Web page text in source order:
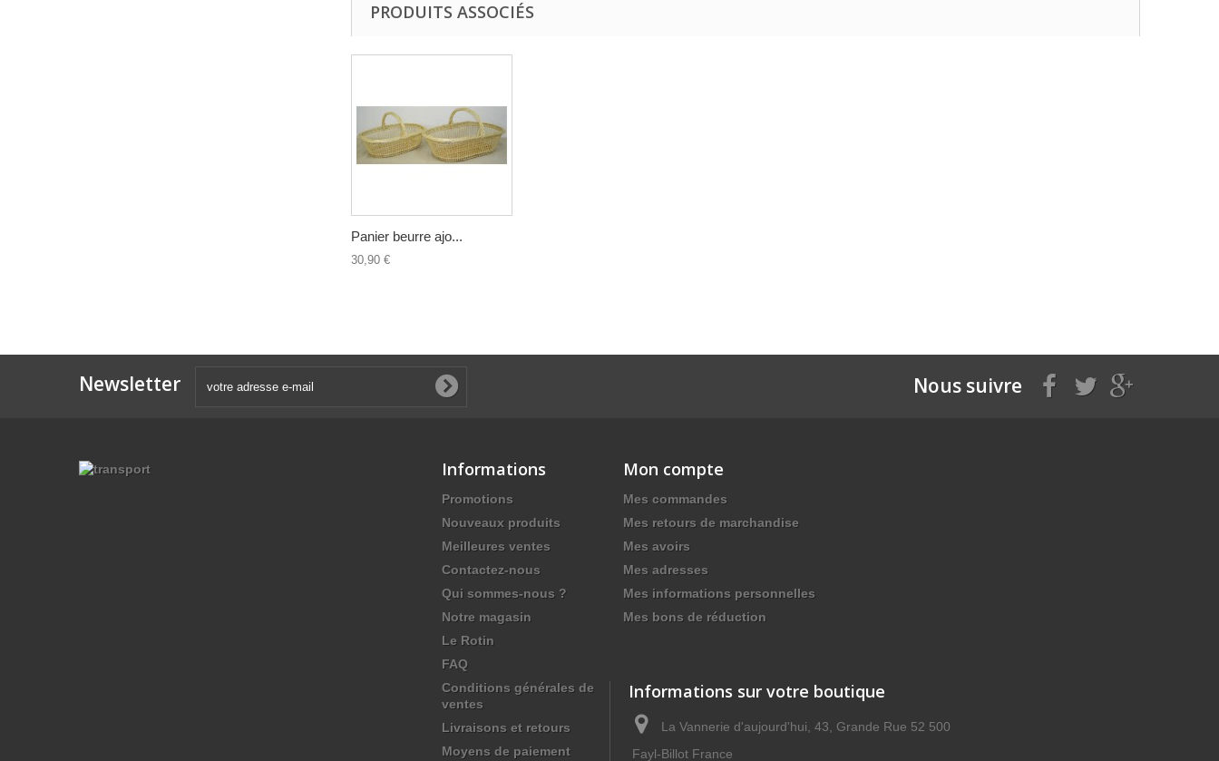
PRODUITS ASSOCIÉS
Panier beurre ajo...
30,90 €
Newsletter Nous suivre
Informations
Promotions
Nouveaux produits
Meilleures ventes
Contactez-nous
Qui sommes-nous ?
Notre magasin
Le Rotin
FAQ
Conditions générales de
ventes
Livraisons et retours
Moyens de paiement
Mon compte
Mes commandes
Mes retours de marchandise
Mes avoirs
Mes adresses
Mes informations personnelles
Mes bons de réduction
Informations sur votre boutique
La Vannerie d'aujourd'hui, 43, Grande Rue 52 500
Fayl-Billot France